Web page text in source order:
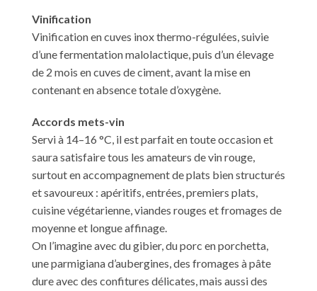
Vinification
Vinification en cuves inox thermo-régulées, suivie
d’une fermentation malolactique, puis d’un élevage
de 2 mois en cuves de ciment, avant la mise en
contenant en absence totale d’oxygène.
Accords mets-vin
Servi à 14–16 °C, il est parfait en toute occasion et
saura satisfaire tous les amateurs de vin rouge,
surtout en accompagnement de plats bien structurés
et savoureux : apéritifs, entrées, premiers plats,
cuisine végétarienne, viandes rouges et fromages de
moyenne et longue affinage.
On l’imagine avec du gibier, du porc en porchetta,
une parmigiana d’aubergines, des fromages à pâte
dure avec des confitures délicates, mais aussi des